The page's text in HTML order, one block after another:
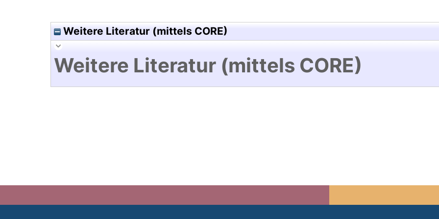
Weitere Literatur (mittels CORE)
Weitere Literatur (mittels CORE)